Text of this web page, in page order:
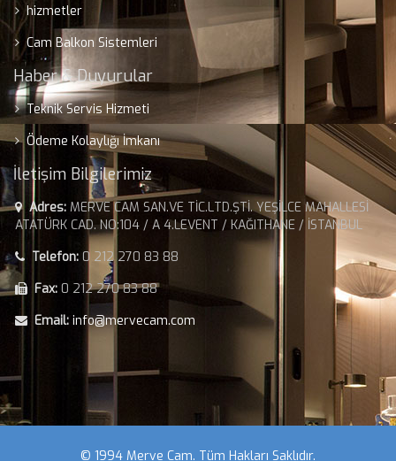
hizmetler
Cam Balkon Sistemleri
Haber & Duyurular
Teknik Servis Hizmeti
Ödeme Kolaylığı İmkanı
İletişim Bilgilerimiz
Adres: MERVE CAM SAN.VE TİC.LTD.ŞTİ. YEŞİLCE MAHALLESİ
ATATÜRK CAD. NO:104 / A 4.LEVENT / KAĞITHANE / İSTANBUL
Telefon: 0 212 270 83 88
Fax: 0 212 270 83 88
Email: info@mervecam.com
© 1994 Merve Cam. Tüm Hakları Saklıdır.